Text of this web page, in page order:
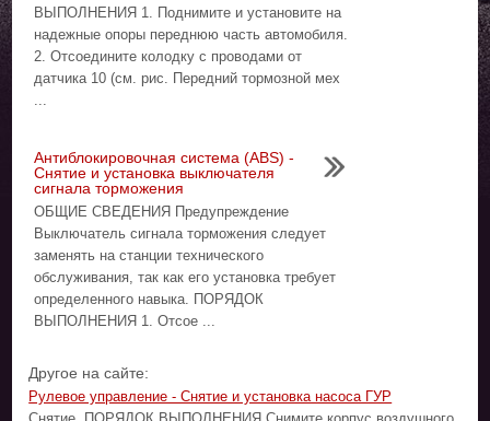
ВЫПОЛНЕНИЯ 1. Поднимите и установите на
надежные опоры переднюю часть автомобиля.
2. Отсоедините колодку с проводами от
датчика 10 (см. рис. Передний тормозной мех
Антиблокировочная система (ABS) -
Снятие и установка выключателя
сигнала торможения
ОБЩИЕ СВЕДЕНИЯ Предупреждение
Выключатель сигнала торможения следует
заменять на станции технического
обслуживания, так как его установка требует
определенного навыка. ПОРЯДОК
ВЫПОЛНЕНИЯ 1. Отсое ...
Другое на сайте:
Рулевое управление - Снятие и установка насоса ГУР